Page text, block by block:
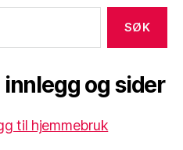
og sider
til hjemmebruk